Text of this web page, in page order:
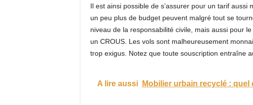
Il est ainsi possible de s’assurer pour un tarif aussi
un peu plus de budget peuvent malgré tout se
niveau de la responsabilité civile, mais aussi pour le
un CROUS. Les vols sont malheureusement
trop exigus. Notez que toute souscription entraîne
A lire aussi Mobilier urbain recyclé :